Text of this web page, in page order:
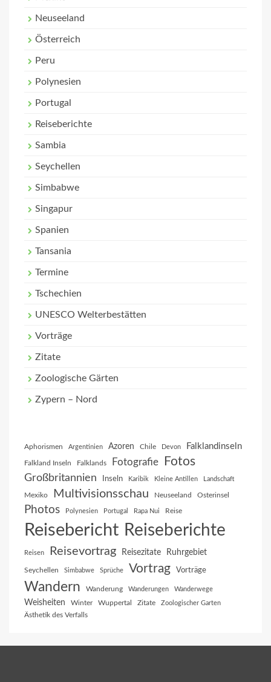
Neuseeland
Österreich
Peru
Polynesien
Portugal
Reiseberichte
Sambia
Seychellen
Simbabwe
Singapur
Spanien
Tansania
Termine
Tschechien
UNESCO Welterbestätten
Vorträge
Zitate
Zoologische Gärten
Zypern – Nord
Aphorismen Argentinien Azoren Chile Devon Falklandinseln
Falkland Inseln Falklands Fotografie Fotos
Großbritannien Inseln Karibik Kleine Antillen Landschaft
Mexiko Multivisionsschau Neuseeland Osterinsel
Photos Polynesien Portugal Rapa Nui Reise
Reisebericht Reiseberichte
Reisen Reisevortrag Reisezitate Ruhrgebiet
Seychellen Simbabwe Sprüche Vortrag Vorträge
Wandern Wanderung Wanderungen Wanderwege
Weisheiten Winter Wuppertal Zitate Zoologischer Garten
Ästhetik des Verfalls